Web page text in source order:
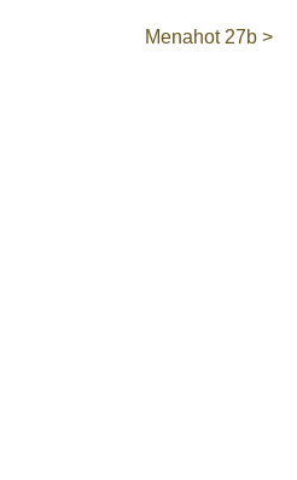
Menahot 27b >